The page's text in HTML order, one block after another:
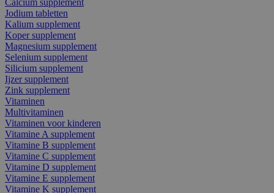
Jodium tabletten
Kalium supplement
Koper supplement
Magnesium supplement
Selenium supplement
Silicium supplement
Ijzer supplement
Zink supplement
Vitaminen
Multivitaminen
Vitaminen voor kinderen
Vitamine A supplement
Vitamine B supplement
Vitamine C supplement
Vitamine D supplement
Vitamine E supplement
Vitamine K supplement